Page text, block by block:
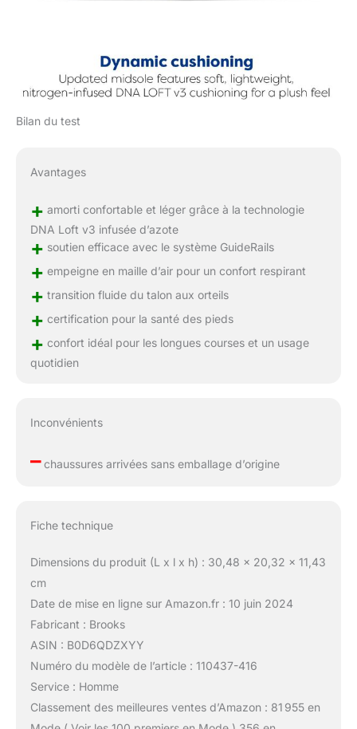
Bilan du test
Avantages
+ amorti confortable et léger grâce à la technologie
DNA Loft v3 infusée d’azote
+ soutien efficace avec le système GuideRails
+ empeigne en maille d’air pour un confort respirant
+ transition fluide du talon aux orteils
+ certification pour la santé des pieds
+ confort idéal pour les longues courses et un usage
quotidien
Inconvénients
–chaussures arrivées sans emballage d’origine
Fiche technique
Dimensions du produit (L x l x h) : 30,48 x 20,32 x 11,43
cm
Date de mise en ligne sur Amazon.fr : 10 juin 2024
Fabricant : Brooks
ASIN : B0D6QDZXYY
Numéro du modèle de l’article : 110437-416
Service : Homme
Classement des meilleures ventes d’Amazon : 81 955 en